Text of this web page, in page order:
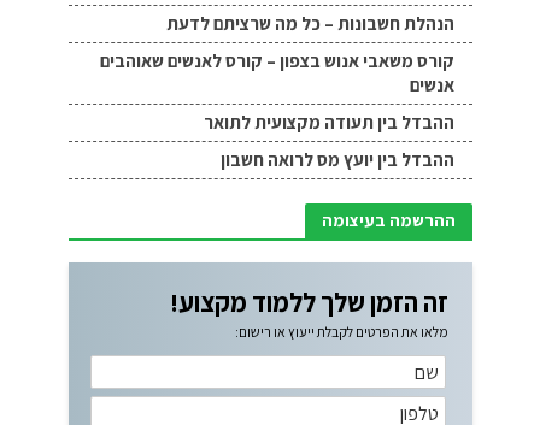
הנהלת חשבונות – כל מה שרציתם לדעת
קורס משאבי אנוש בצפון – קורס לאנשים שאוהבים
אנשים
ההבדל בין תעודה מקצועית לתואר
ההבדל בין יועץ מס לרואה חשבון
ההרשמה בעיצומה
זה הזמן שלך ללמוד מקצוע!
מלאו את הפרטים לקבלת ייעוץ או רישום: